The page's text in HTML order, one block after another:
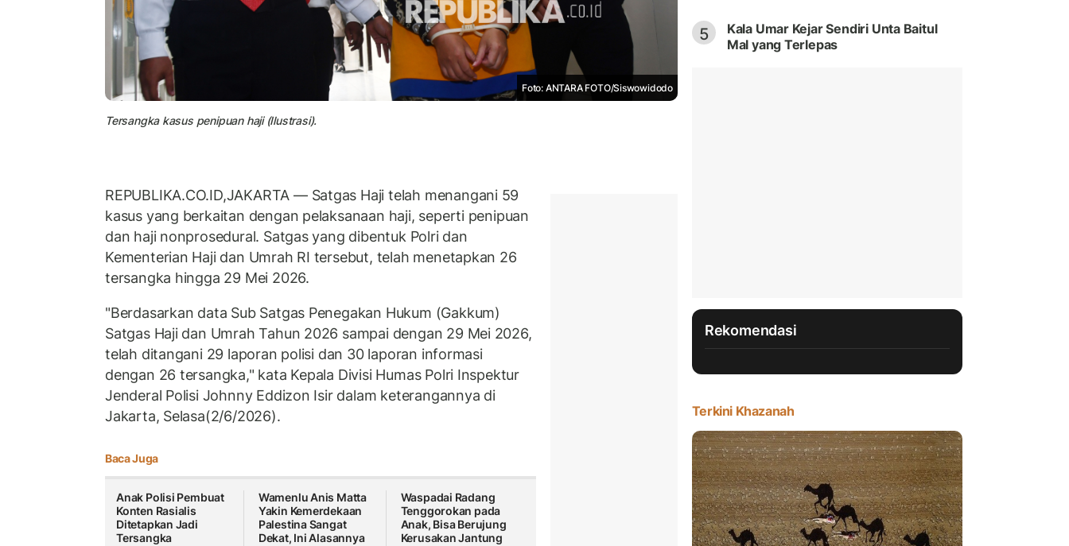
Foto: ANTARA FOTO/Siswowidodo
Tersangka kasus penipuan haji (Ilustrasi).
REPUBLIKA.CO.ID,JAKARTA — Satgas Haji telah menangani 59
kasus yang berkaitan dengan pelaksanaan haji, seperti penipuan
dan haji nonprosedural. Satgas yang dibentuk Polri dan
Kementerian Haji dan Umrah RI tersebut, telah menetapkan 26
tersangka hingga 29 Mei 2026.
"Berdasarkan data Sub Satgas Penegakan Hukum (Gakkum)
Satgas Haji dan Umrah Tahun 2026 sampai dengan 29 Mei 2026,
telah ditangani 29 laporan polisi dan 30 laporan informasi
dengan 26 tersangka," kata Kepala Divisi Humas Polri Inspektur
Jenderal Polisi Johnny Eddizon Isir dalam keterangannya di
Jakarta, Selasa(2/6/2026).
Baca Juga
Anak Polisi Pembuat
Konten Rasialis
Ditetapkan Jadi
Tersangka
Wamenlu Anis Matta
Yakin Kemerdekaan
Palestina Sangat
Dekat, Ini Alasannya
Waspadai Radang
Tenggorokan pada
Anak, Bisa Berujung
Kerusakan Jantung
5
Kala Umar Kejar Sendiri Unta Baitul
Mal yang Terlepas
Rekomendasi
Terkini Khazanah